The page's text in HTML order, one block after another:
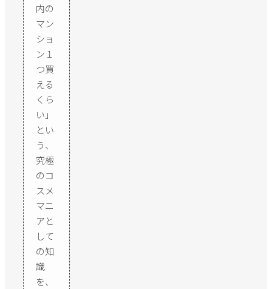
内の
マン
ショ
ン１
つ買
える
くら
い」
とい
う、
究極
のコ
スメ
マニ
アと
して
の知
識
を、